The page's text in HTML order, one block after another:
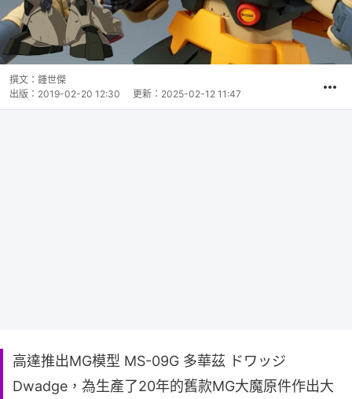
撰文： 鍾世傑
出版： 2019-02-20 12:30 更新： 2025-02-12 11:47
高達推出MG模型 MS-09G 多華茲 ドワッジ
Dwadge，為生產了20年的舊款MG大魔原件作出大